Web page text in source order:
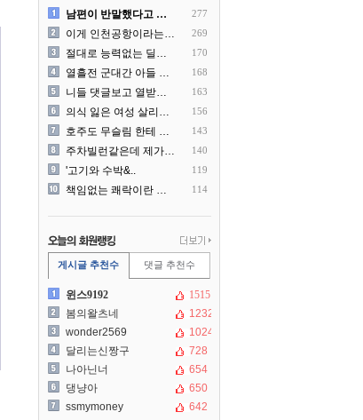
남편이 반말했다고 똑같이 반.. 277
이게 인천공항이라는게 믿겨지.. 269
절대로 능력없는 딜러를 쓰지.. 170
열흘전 군대간 아들 소포(가.. 168
니들 댓글보고 열받아서 집구.. 163
의식 잃은 여성 살리려다 성.. 156
호주도 무슬림 한테 점령 당.. 143
주차빌런같은데 제가 잘못한건.. 140
'고기와 수박&.. 119
책임없는 쾌락이란 말에 빡친.. 114
게시글 추천수 댓글 추천수
윈스9192
1515
봄의왈츠네
1232
wonder2569
1024
달리는신짱구
728
나아닌너
654
댕냥아
650
ssmymoney
642